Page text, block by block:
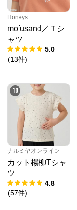
Honeys
mofusand／Ｔシ
ャツ
5.0
(13件)
10
ナルミヤオンライン
カット楊柳Tシャ
ツ
4.8
(57件)